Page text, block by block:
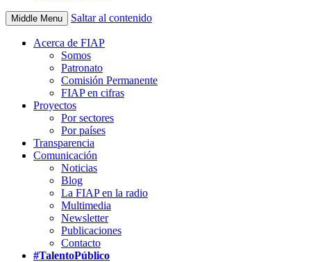
Middle Menu Saltar al contenido
Acerca de FIAP
Somos
Patronato
Comisión Permanente
FIAP en cifras
Proyectos
Por sectores
Por países
Transparencia
Comunicación
Noticias
Blog
La FIAP en la radio
Multimedia
Newsletter
Publicaciones
Contacto
#TalentoPúblico